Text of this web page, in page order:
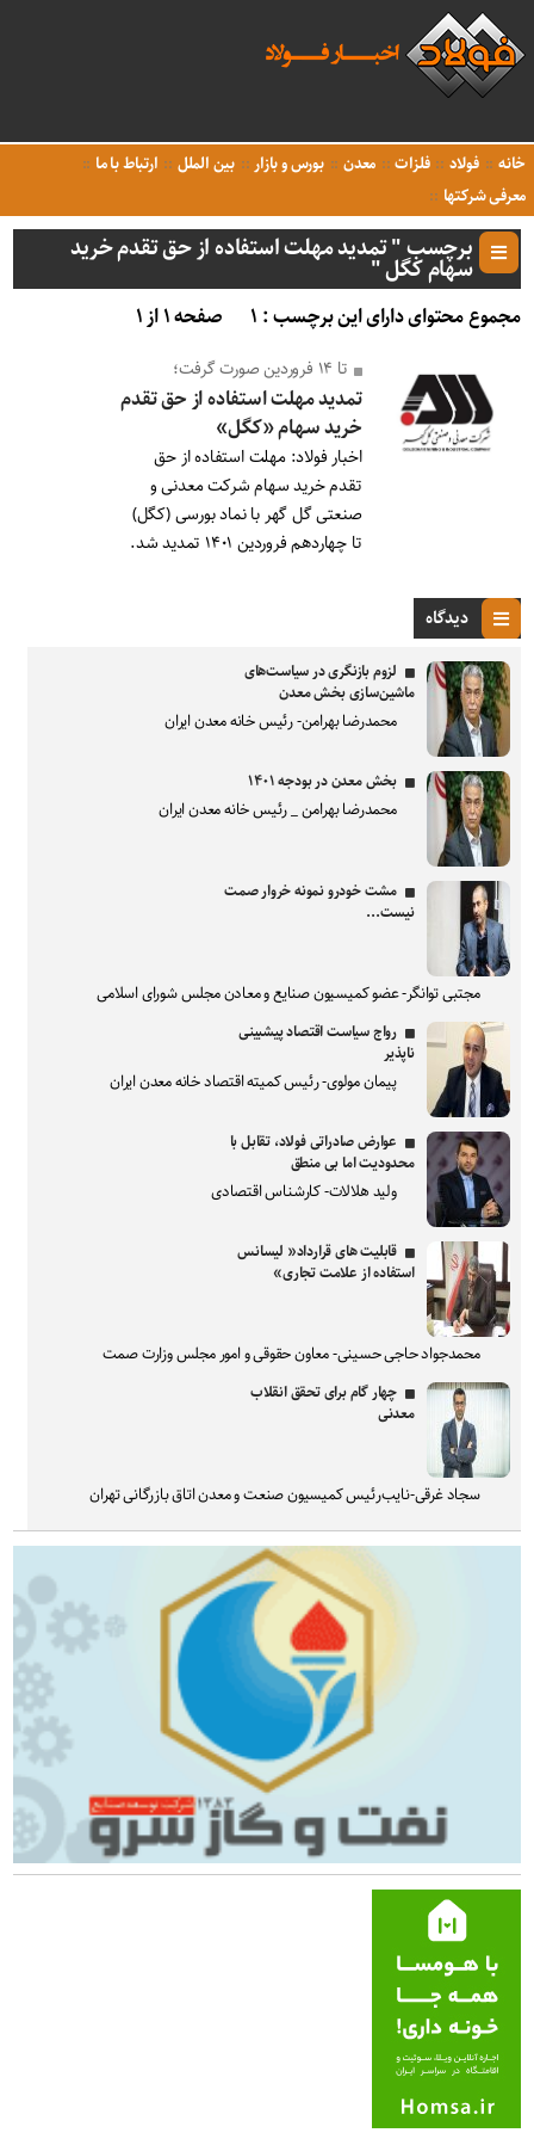
خانه فولاد فلزات معدن بورس و بازار بین الملل
ارتباط با ما
معرفی شرکتها
برچسب " تمدید مهلت استفاده از حق تقدم خرید
سهام کگل "
مجموع محتوای دارای این برچسب : ۱ صفحه ۱ از ۱
تا ۱۴ فروردین صورت گرفت؛
تمدید مهلت استفاده از حق تقدم
خرید سهام «کگل»
اخبار فولاد: مهلت استفاده از حق
تقدم خرید سهام شرکت معدنی و
صنعتی گل گهر با نماد بورسی (کگل)
تا چهاردهم فروردین ۱۴۰۱ تمدید شد.
دیدگاه
لزوم بازنگری در سیاست‌های
ماشین‌سازی بخش معدن
محمدرضا بهرامن- رئیس خانه معدن ایران
بخش معدن در بودجه ۱۴۰۱
محمدرضا بهرامن _ رئیس خانه معدن ایران
مشت خودرو نمونه خروار صمت
نیست...
مجتبی توانگر- عضو کمیسیون صنایع و معادن مجلس شورای اسلامی
رواج سیاست اقتصاد پیشبینی
ناپذیر
پیمان مولوی- رئیس کمیته اقتصاد خانه معدن ایران
عوارض صادراتی فولاد، تقابل با
محدودیت اما بی منطق
ولید هلالات- کارشناس اقتصادی
قابلیت های قرارداد« لیسانس
استفاده از علامت تجاری»
محمدجواد حاجی حسینی- معاون حقوقی و امور مجلس وزارت صمت
چهار گام برای تحقق انقلاب
معدنی
سجاد غرقی-نایب‌رئیس کمیسیون صنعت و معدن اتاق بازرگانی تهران